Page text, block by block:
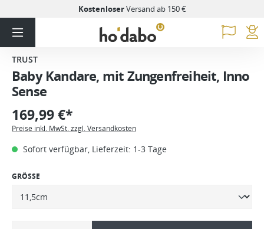
KostenloserVersand ab 150 €
TRUST
Baby Kandare, mit Zungenfreiheit, Inno
Sense
169,99 €*
Preise inkl. MwSt. zzgl. Versandkosten
Sofort verfügbar, Lieferzeit: 1-3 Tage
GRÖSSE